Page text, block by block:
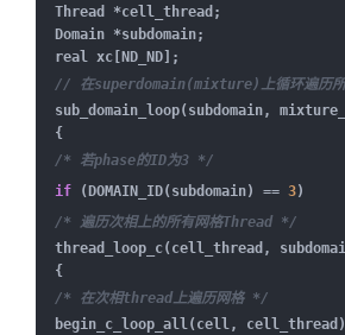
Thread *cell_thread;
Domain *subdomain;
real xc[ND_ND];
// 在superdomain(mixture)上循环遍历所
sub_domain_loop(subdomain,
{
/* 若phase的ID为3 */
if (DOMAIN_ID(subdomain) == 3)
/* 遍历次相上的所有网格Thread */
thread_loop_c(cell_thread,
{
/* 在次相thread上遍历网格 */
begin_c_loop_all(cell, cell_thread)